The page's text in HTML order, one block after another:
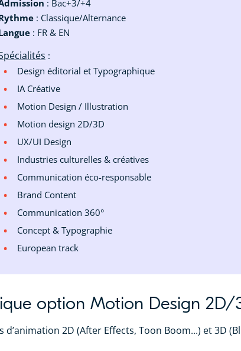
: Bac+3/+4
: Classique/Alternance
: FR & EN
:
Design éditorial et Typographique
IA Créative
Motion Design / Illustration
Motion design 2D/3D
UX/UI Design
Industries culturelles & créatives
Communication éco-responsable
Brand Content
Communication 360°
Concept & Typographie
European track
option Motion Design 2D/
2D (After Effects, Toon Boom...) et 3D